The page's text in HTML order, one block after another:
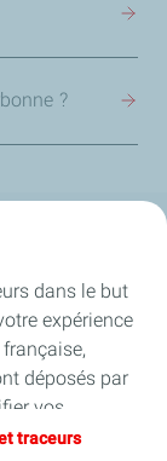
?
dans le but
expérience
déposés par
vos
« Gérer
traceurs